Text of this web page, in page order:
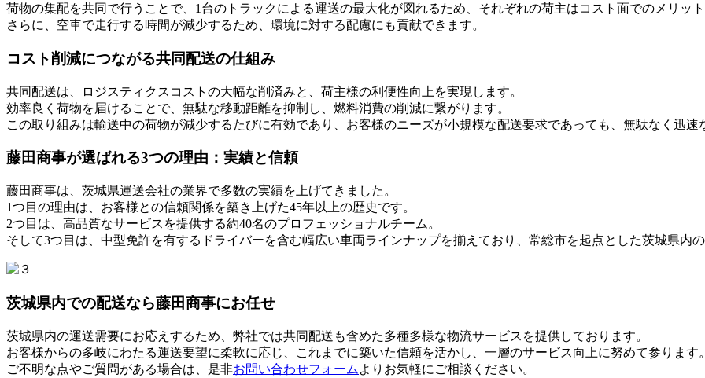
荷物の集配を共同で行うことで、1台のトラックによる運送の最大化が図れるため、それぞれの荷主はコスト面でのメリッ
さらに、空車で走行する時間が減少するため、環境に対する配慮にも貢献できます。
コスト削減につながる共同配送の仕組み
共同配送は、ロジスティクスコストの大幅な削済みと、荷主様の利便性向上を実現します。
効率良く荷物を届けることで、無駄な移動距離を抑制し、燃料消費の削減に繋がります。
この取り組みは輸送中の荷物が減少するたびに有効であり、お客様のニーズが小規模な配送要求であっても、無駄なく迅速
藤田商事が選ばれる3つの理由：実績と信頼
藤田商事は、茨城県運送会社の業界で多数の実績を上げてきました。
1つ目の理由は、お客様との信頼関係を築き上げた45年以上の歴史です。
2つ目は、高品質なサービスを提供する約40名のプロフェッショナルチーム。
そして3つ目は、中型免許を有するドライバーを含む幅広い車両ラインナップを揃えており、常総市を起点とした茨城県内
茨城県内での配送なら藤田商事にお任せ
茨城県内の運送需要にお応えするため、弊社では共同配送も含めた多種多様な物流サービスを提供しております。
お客様からの多岐にわたる運送要望に柔軟に応じ、これまでに築いた信頼を活かし、一層のサービス向上に努めて参ります。
ご不明な点やご質問がある場合は、是非お問い合わせフォーム よりお気軽にご相談ください。